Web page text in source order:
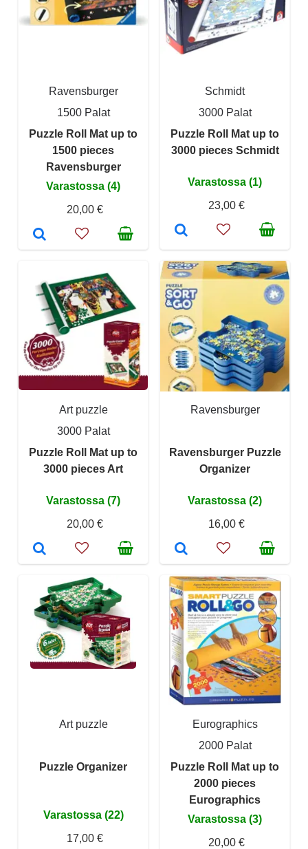
Ravensburger
1500 Palat
Puzzle Roll Mat up to
1500 pieces
Ravensburger
Varastossa (4)
20,00 €
Schmidt
3000 Palat
Puzzle Roll Mat up to
3000 pieces Schmidt
Varastossa (1)
23,00 €
Art puzzle
3000 Palat
Puzzle Roll Mat up to
3000 pieces Art
Varastossa (7)
20,00 €
Ravensburger
Ravensburger Puzzle
Organizer
Varastossa (2)
16,00 €
Art puzzle
Puzzle Organizer
Varastossa (22)
17,00 €
Eurographics
2000 Palat
Puzzle Roll Mat up to
2000 pieces
Eurographics
Varastossa (3)
20,00 €